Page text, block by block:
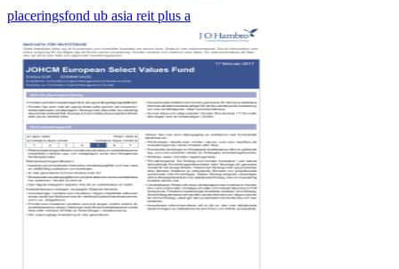
placeringsfond ub asia reit plus a